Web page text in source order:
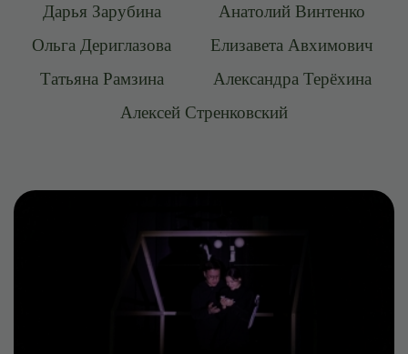
Дарья Зарубина
Анатолий Винтенко
Ольга Дериглазова
Елизавета Авхимович
Татьяна Рамзина
Александра Терёхина
Алексей Стренковский